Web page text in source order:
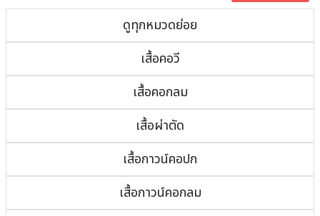
ดูทุกหมวดย่อย
เสื้อคอวี
เสื้อคอกลม
เสื้อผ่าตัด
เสื้อกาวน์คอปก
เสื้อกาวน์คอกลม